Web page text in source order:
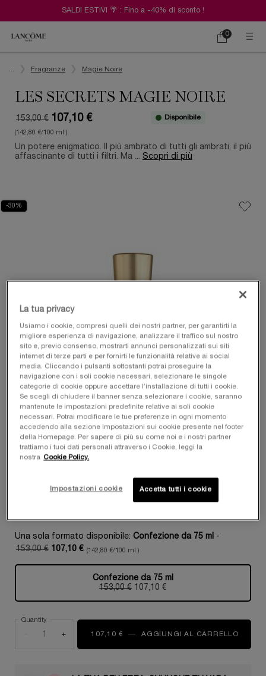
SALDI ESTIVI 🌴 : Fino a -40% di sconto !
Carrello
0
0 prodotto
Fragranze Magie Noire
LES SECRETS MAGIE NOIRE
Old price
153,00 €
New price
107,10 €
(142,80 €/100 ml.)
Disponibile
Un potere enigmatico. Il più ambrato di tutti gli ambrati, il più
affascinante di tutti i filtri. Ma ... Scopri di più
-30%
Una sola formato disponibile: Confezione da 75 ml -
Old price
153,00 €
New price
107,10 € (142,80 €/100 ml.)
Selezionato
Confezione da 75 ml
Old price
153,00 € New price
107,10 €
, 1 di 1
Quantity
+ 107,10 € ― AGGIUNGI AL CARRELLO
La tua privacy
Usiamo i cookie, compresi quelli dei nostri partner, per garantirti la
migliore esperienza di navigazione, analizzare il traffico sul nostro
sito e, previo consenso, mostrarti annunci personalizzati sui siti
internet di terze parti e per fornirti le funzionalità relative ai social
media. Cliccando i pulsanti sottostanti potrai proseguire la
navigazione con i soli cookie necessari, selezionare le singole
categorie di cookie oppure accettare l’installazione di tutti i cookie.
Se scegli di chiudere il banner senza selezionare i cookie, saranno
mantenute le impostazioni predefinite relative ai soli cookie
necessari. Potrai modificare le tue preferenze in ogni momento
accedendo alla sezione Impostazioni sui cookie presente nel footer
della Homepage. Per sapere di più su come noi e i nostri partner
trattiamo i tuoi dati personali attraverso i Cookie, leggi la
nostra Cookie Policy.
Impostazioni cookie Accetta tutti i cookie